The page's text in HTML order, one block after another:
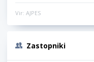
Vir: AJPES
Zastopniki